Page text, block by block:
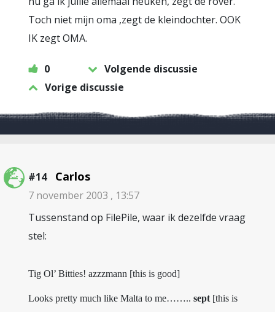
Toch niet mijn oma ,zegt de kleindochter. OOK
IK zegt OMA.
0
Volgende discussie
Vorige discussie
#14 Carlos
7 november 2003 , 13:57
Tussenstand op FilePile, waar ik dezelfde vraag
stel:
Tig Ol’ Bitties! azzzmann [this is good]
Looks pretty much like Malta to me…….. sept [this is